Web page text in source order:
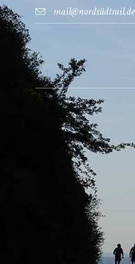
mail@nordsüdtrail.de